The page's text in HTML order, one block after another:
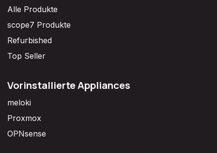
Alle Produkte
scope7 Produkte
Refurbished
Top Seller
Vorinstallierte Appliances
meloki
Proxmox
OPNsense